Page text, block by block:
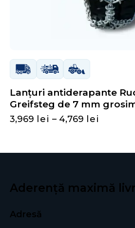
Lanțuri antiderapante
Greifsteg de 7 mm
3,969 lei – 4,769 lei
Aderență maximă
Adresă